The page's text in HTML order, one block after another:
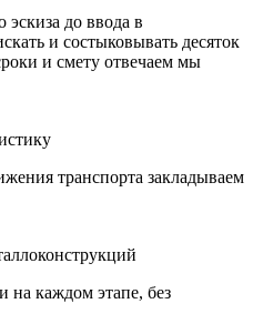
до ввода в
и состыковывать десяток
и смету отвечаем мы
транспорта закладываем
на каждом этапе, без